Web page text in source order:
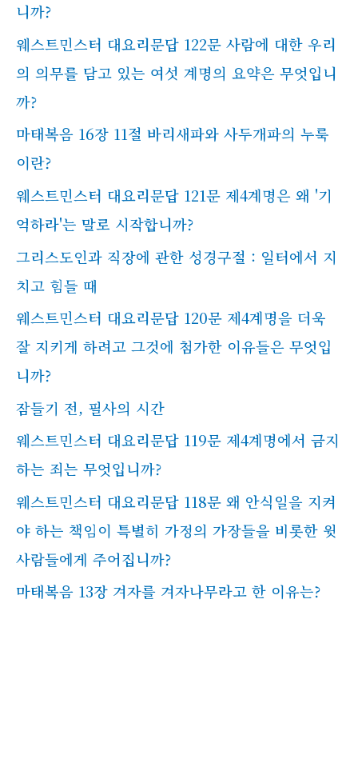
니까?
웨스트민스터 대요리문답 122문 사람에 대한 우리
의 의무를 담고 있는 여섯 계명의 요약은 무엇입니
까?
마태복음 16장 11절 바리새파와 사두개파의 누룩
이란?
웨스트민스터 대요리문답 121문 제4계명은 왜 '기
억하라'는 말로 시작합니까?
그리스도인과 직장에 관한 성경구절 : 일터에서 지
치고 힘들 때
웨스트민스터 대요리문답 120문 제4계명을 더욱
잘 지키게 하려고 그것에 첨가한 이유들은 무엇입
니까?
잠들기 전, 필사의 시간
웨스트민스터 대요리문답 119문 제4계명에서 금지
하는 죄는 무엇입니까?
웨스트민스터 대요리문답 118문 왜 안식일을 지켜
야 하는 책임이 특별히 가정의 가장들을 비롯한 윗
사람들에게 주어집니까?
마태복음 13장 겨자를 겨자나무라고 한 이유는?